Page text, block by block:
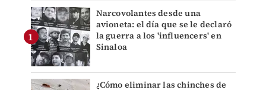
Narcovolantes desde una
avioneta: el día que se le declaró
la guerra a los 'influencers' en
Sinaloa
¿Cómo eliminar las chinches de